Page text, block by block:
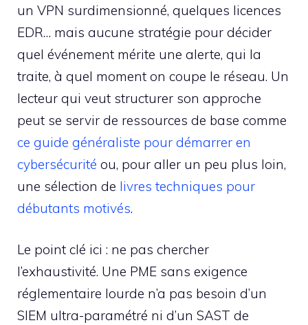
un VPN surdimensionné, quelques licences
EDR… mais aucune stratégie pour décider
quel événement mérite une alerte, qui la
traite, à quel moment on coupe le réseau. Un
lecteur qui veut structurer son approche
peut se servir de ressources de base comme
ce guide généraliste pour démarrer en
cybersécurité ou, pour aller un peu plus loin,
une sélection de livres techniques pour
débutants motivés.
Le point clé ici : ne pas chercher
l’exhaustivité. Une PME sans exigence
réglementaire lourde n’a pas besoin d’un
SIEM ultra-paramétré ni d’un SAST de